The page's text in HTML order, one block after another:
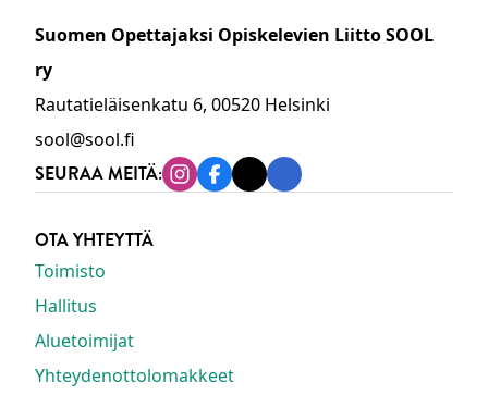
Suomen Opettajaksi Opiskelevien Liitto SOOL
ry
Rautatieläisenkatu 6, 00520 Helsinki
sool@sool.fi
SEURAA MEITÄ: Instagram
Facebook
TiktokLinkedin
OTA YHTEYTTÄ
Toimisto
Hallitus
Aluetoimijat
Yhteydenottolomakkeet